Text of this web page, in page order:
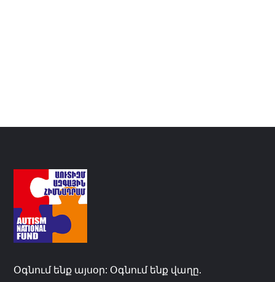
Օգնում ենք այսօր: Օգնում ենք վաղը.